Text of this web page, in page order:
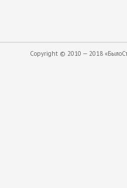
Copyright © 2010 — 2018